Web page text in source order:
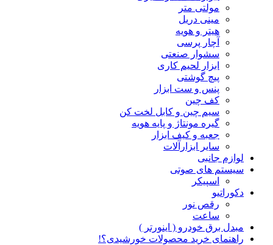
مولتی متر
مینی دریل
هیتر و هویه
آچار پرسی
سشوار صنعتی
ابزار لحیم کاری
پیچ گوشتی
پنس و ست ابزار
کف چین
سیم چین و کابل لخت کن
گیره مونتاژ و پایه هویه
جعبه و کیف ابزار
سایر ابزارآلات
لوازم جانبی
سیستم های صوتی
اسپیکر
دکوراتیو
رقص نور
ساعت
مبدل برق خودرو ( اینورتر )
راهنمای خرید محصولات خورشیدی؟!